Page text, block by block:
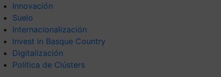
Innovación
Suelo
Internacionalización
Invest in Basque Country
Digitalización
Política de Clústers